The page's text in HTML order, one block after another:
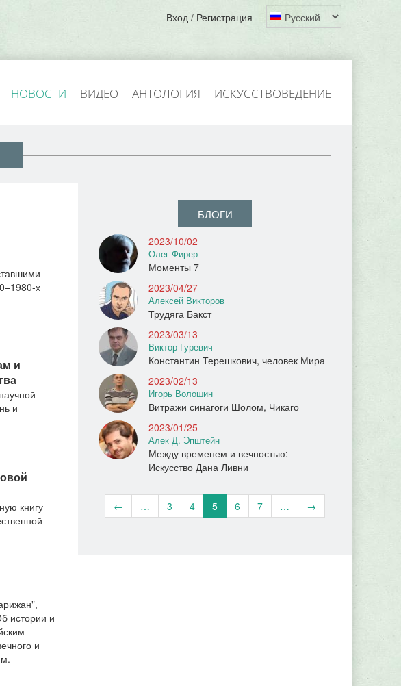
Вход / Регистрация
НОВОСТИ ВИДЕО АНТОЛОГИЯ ИСКУССТВОВЕДЕНИЕ
х
и
и
книгу
истории и
и
БЛОГИ
2023/10/02
Олег Фирер
Моменты 7
2023/04/27
Алексей Викторов
Трудяга Бакст
2023/03/13
Виктор Гуревич
Константин Терешкович, человек Мира
2023/02/13
Игорь Волошин
Витражи синагоги Шолом, Чикаго
2023/01/25
Алек Д. Эпштейн
Между временем и вечностью:
Искусство Дана Ливни
← … 3 4 5 6 7 … →